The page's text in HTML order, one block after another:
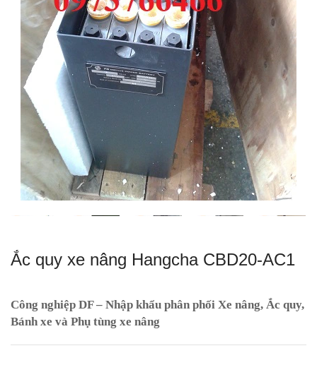
Ắc quy xe nâng Hangcha CBD20-AC1
Công nghiệp DF – Nhập khẩu phân phối Xe nâng, Ắc quy,
Bánh xe và Phụ tùng xe nâng